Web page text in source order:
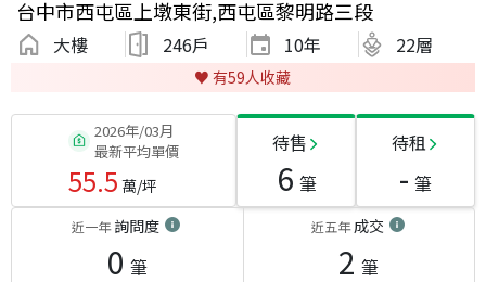
台中市西屯區上墩東街,西屯區黎明路三段
大樓 246戶 10年 22層
♥️ 有59人收藏
2026年/03月
最新平均單價
55.5 萬/坪
待售
6 筆
待租
- 筆
近一年詢問度
0 筆
近五年成交
2 筆